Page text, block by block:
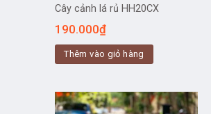
Cây cảnh lá rủ HH20CX
190.000₫
Thêm vào giỏ hàng